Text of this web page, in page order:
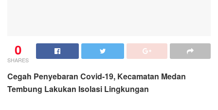
0
SHARES
Cegah Penyebaran Covid-19, Kecamatan Medan
Tembung Lakukan Isolasi Lingkungan